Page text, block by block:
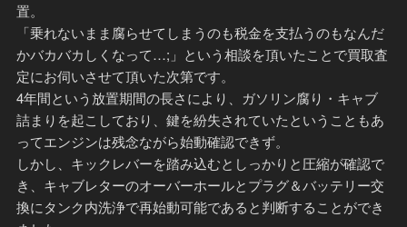
置。
「乗れないまま腐らせてしまうのも税金を支払うのもなんだ
かバカバカしくなって…;」という相談を頂いたことで買取査
定にお伺いさせて頂いた次第です。
4年間という放置期間の長さにより、ガソリン腐り・キャブ
詰まりを起こしており、鍵を紛失されていたということもあ
ってエンジンは残念ながら始動確認できず。
しかし、キックレバーを踏み込むとしっかりと圧縮が確認で
き、キャブレターのオーバーホールとプラグ＆バッテリー交
換にタンク内洗浄で再始動可能であると判断することができ